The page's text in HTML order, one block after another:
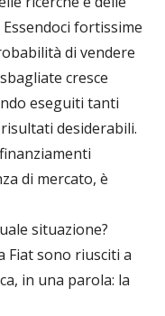
fortissime
di vendere
cresce
eseguiti tanti
desiderabili.
di mercato, è
situazione?
Fiat sono riusciti a
in una parola: la